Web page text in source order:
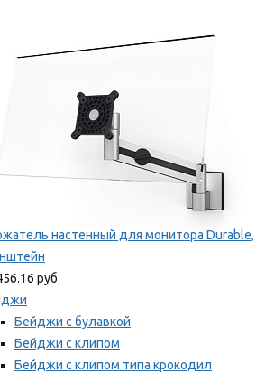
настенный для монитора Durable,
руб
Бейджи с булавкой
Бейджи с клипом
Бейджи с клипом типа крокодил